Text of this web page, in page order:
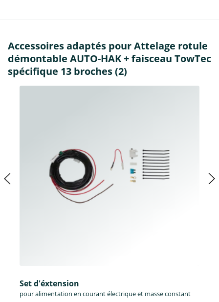
Accessoires adaptés pour Attelage rotule
démontable AUTO-HAK + faisceau TowTec
spécifique 13 broches (2)
Set d'éxtension
pour alimentation en courant électrique et masse constant